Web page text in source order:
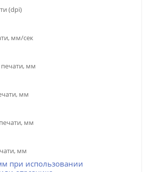
(dpi)
мм/сек
мм
мм
мм
мм
при использовании